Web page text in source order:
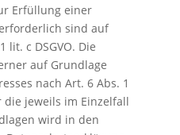
Erfüllung einer
sind auf
lit. c DSGVO. Die
auf Grundlage
nach Art. 6 Abs. 1
die jeweils im Einzelfall
wird in den